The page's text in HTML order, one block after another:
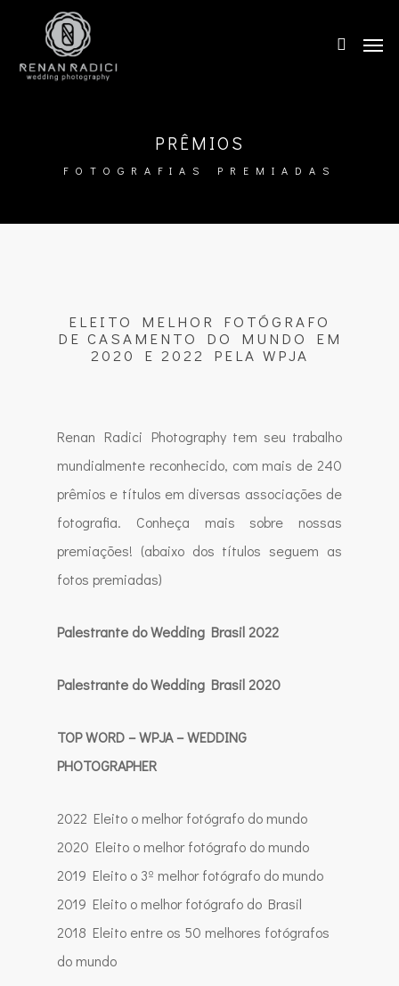
PRÊMIOS
FOTOGRAFIAS PREMIADAS
ELEITO MELHOR FOTÓGRAFO
DE CASAMENTO DO MUNDO EM
2020 E 2022 PELA WPJA
Renan Radici Photography tem seu trabalho
mundialmente reconhecido, com mais de 240
prêmios e títulos em diversas associações de
fotografia. Conheça mais sobre nossas
premiações! (abaixo dos títulos seguem as
fotos premiadas)
Palestrante do Wedding Brasil 2022
Palestrante do Wedding Brasil 2020
TOP WORD – WPJA – WEDDING
PHOTOGRAPHER
2022 Eleito o melhor fotógrafo do mundo
2020 Eleito o melhor fotógrafo do mundo
2019 Eleito o 3º melhor fotógrafo do mundo
2019 Eleito o melhor fotógrafo do Brasil
2018 Eleito entre os 50 melhores fotógrafos
do mundo